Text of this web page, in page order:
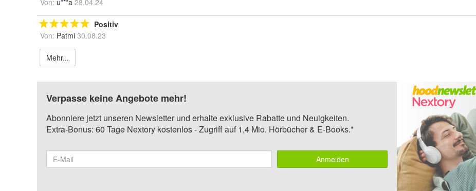
Positiv
Von: Patmi 30.08.23
Mehr...
Verpasse keine Angebote mehr!
Abonniere jetzt unseren Newsletter und erhalte exklusive Rabatte und Neuigkeiten.
Extra-Bonus: 60 Tage Nextory kostenlos - Zugriff auf 1,4 Mio. Hörbücher & E-Books.*
Anmelden